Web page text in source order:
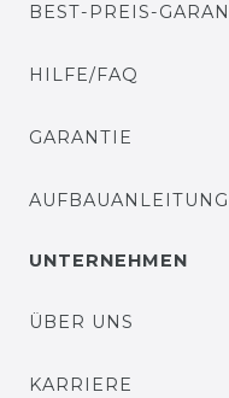
BEST-PREIS-
HILFE/FAQ
GARANTIE
UNTERNEHMEN
ÜBER UNS
KARRIERE